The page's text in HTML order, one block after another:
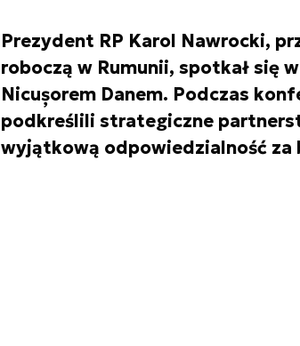
Prezydent RP Karol Nawrocki,
roboczą w Rumunii, spotkał się
Nicușorem Danem. Podczas
podkreślili strategiczne
wyjątkową odpowiedzialność za